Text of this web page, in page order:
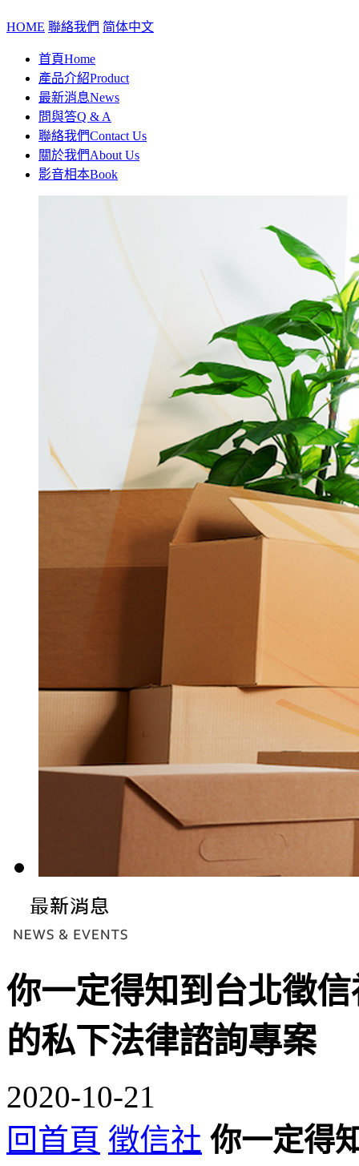
HOME 聯絡我們 简体中文
首頁Home
產品介紹Product
最新消息News
問與答Q & A
聯絡我們Contact Us
關於我們About Us
影音相本Book
你一定得知到台北徵
的私下法律諮詢專案
2020-10-21
回首頁 徵信社 你一定得